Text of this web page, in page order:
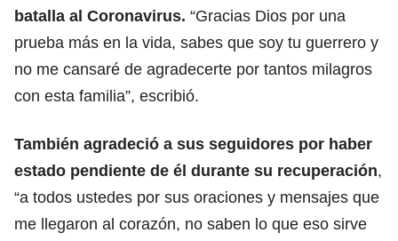
batalla al Coronavirus. “Gracias Dios por una
prueba más en la vida, sabes que soy tu guerrero y
no me cansaré de agradecerte por tantos milagros
con esta familia”, escribió.
También agradeció a sus seguidores por haber
estado pendiente de él durante su recuperación,
“a todos ustedes por sus oraciones y mensajes que
me llegaron al corazón, no saben lo que eso sirve